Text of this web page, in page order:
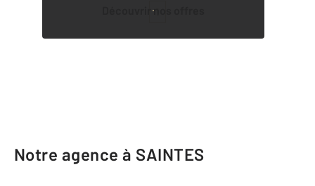
Découvrir nos offres
Notre agence à SAINTES